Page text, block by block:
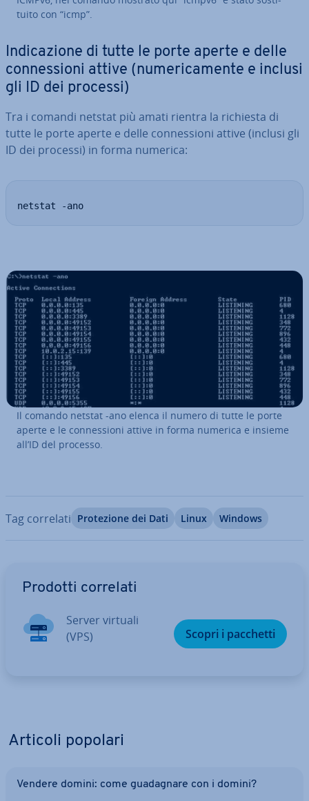
tui­to con “icmp”.
In­di­ca­zio­ne di tutte le porte aperte e delle
con­nes­sio­ni attive (nu­me­ri­ca­men­te e inclusi
gli ID dei processi)
Tra i comandi netstat più amati rientra la richiesta di
tutte le porte aperte e delle con­nes­sio­ni attive (inclusi gli
ID dei processi) in forma numerica:
netstat -ano
Il comando netstat -ano elenca il numero di tutte le porte
aperte e le con­nes­sio­ni attive in forma numerica e insieme
all’ID del processo.
Tag correlati Pro­te­zio­ne dei Dati Linux Windows
Prodotti correlati
Server virtuali
(VPS)
Scopri i pacchetti
Articoli popolari
Vendere domini: come gua­da­gna­re con i domini?